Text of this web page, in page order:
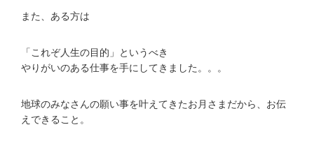
また、ある方は
「これぞ人生の目的」というべき
やりがいのある仕事を手にしてきました。。。
地球のみなさんの願い事を叶えてきたお月さまだから、お伝
えできること。